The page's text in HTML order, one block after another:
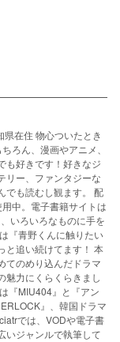
在住 物心ついたとき
ろん、漫画やアニメ、
も好きです！好きなジ
リー、ファンタジーな
でも読むし観ます。 配
中。電子書籍サイトは
いろいろなものに手を
『青野くんに触りたい
と追い続けてます！ 本
てのめり込んだドラマ
魅力にくらくらきまし
『MIU404』と『アン
』、韓国ドラマ
では、VODや電子書
いジャンルで執筆して